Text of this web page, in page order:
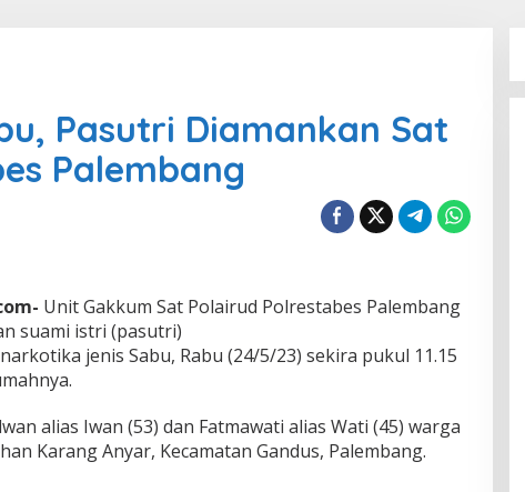
Pasutri Diamankan Sat
Palembang
Unit Gakkum Sat Polairud Polrestabes Palembang
suami istri (pasutri)
jenis Sabu, Rabu (24/5/23) sekira pukul 11.15
alias Iwan (53) dan Fatmawati alias Wati (45) warga
Karang Anyar, Kecamatan Gandus, Palembang.